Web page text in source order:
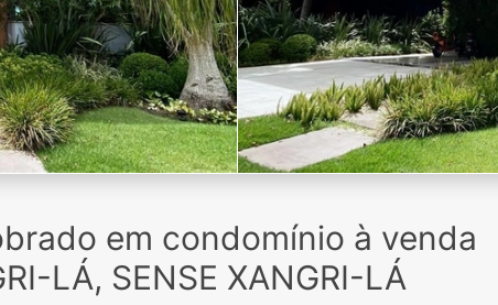
em condomínio à venda
LÁ, SENSE XANGRI-LÁ